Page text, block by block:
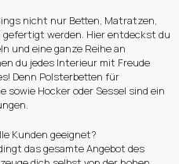
nicht nur Betten, Matratzen,
gefertigt werden. Hier entdeckst du
und eine ganze Reihe an
du jedes Interieur mit Freude
Denn Polsterbetten für
sowie Hocker oder Sessel sind ein
Kunden geeignet?
das gesamte Angebot des